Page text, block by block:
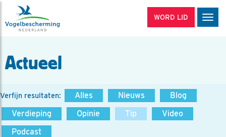
WORD LID
Actueel
Verfijn resultaten: Alles Nieuws
Blog
Verdieping
Opinie Tip
Video
Podcast